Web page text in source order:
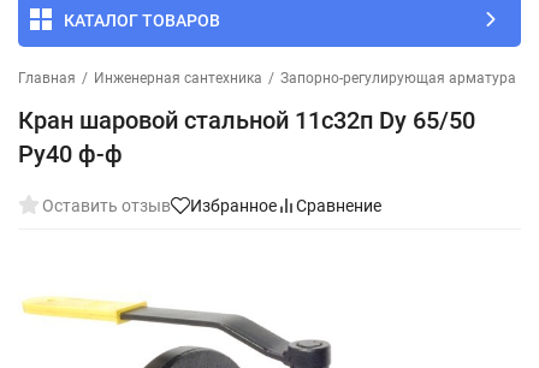
КАТАЛОГ ТОВАРОВ
Главная / Инженерная сантехника / Запорно-регулирующая арматура
Кран шаровой стальной 11с32п Dу 65/50
Pу40 ф-ф
Оставить отзыв Избранное Сравнение